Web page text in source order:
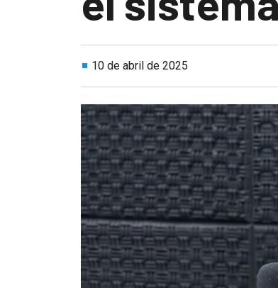
10 de abril de 2025